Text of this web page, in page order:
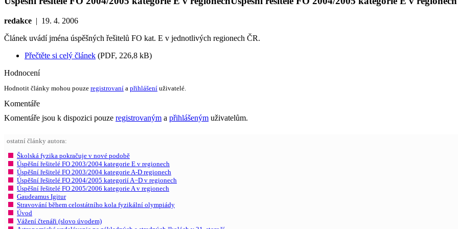
redakce | 19. 4. 2006
Článek uvádí jména úspěšných řešitelů FO kat. E v jednotlivých regionech ČR.
Přečtěte si celý článek (PDF, 226,8 kB)
Hodnocení
Hodnotit články mohou pouze registrovaní a přihlášení uživatelé.
Komentáře
Komentáře jsou k dispozici pouze registrovaným a přihlášeným uživatelům.
ostatní články autora:
Školská fyzika pokračuje v nové podobě
Úspěšní řešitelé FO 2003/2004 kategorie E v regionech
Úspěšní řešitelé FO 2003/2004 kategorie A-D regionech
Úspěšní řešitelé FO 2004/2005 kategorií A−D v regionech
Úspěšní řešitelé FO 2005/2006 kategorie A v regionech
Gaudeamus Igitur
Stravování během celostátního kola fyzikální olympiády
Úvod
Vážení čtenáři (slovo úvodem)